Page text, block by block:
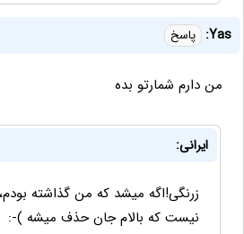
Yas: پاسخ
من دارم شمارتو بده
ایرانی:
زرنگی!اگه میشد که من گذاشته
نیست که بالام جان حذف میشه )-: